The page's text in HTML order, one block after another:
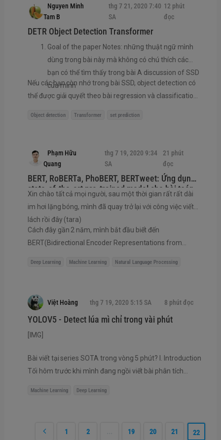
Nguyen Minh
Tam B
thg 7 21, 2020 7:40
SA
12 phút
đọc
DETR Object Detection Transformer
Goal of the paper Notes: những thuật ngữ mình
dùng trong bài này mà không có chú thích các
bạn có thể tìm thấy trong bài A discussion of SSD
của mình
Nếu các bạn còn nhớ trong bài SSD, object detection có
thể được giải quyết theo bài regression và classification
Object detection Transformer set prediction
Phạm Hữu
Quang
thg 7 19, 2020 9:34
SA
21 phút
đọc
BERT, RoBERTa, PhoBERT, BERTweet: Ứng dụng
state-of-the-art pre-trained model cho bài toán
phân loại văn bản
Xin chào tất cả mọi người, sau một thời gian rất rất dài
im hơi lặng bóng, mình đã quay trở lại với công việc viết
lách rồi đây (tara)
Cách đây gần 2 năm, mình bắt đầu biết đến
BERT(Bidirectional Encoder Representations from
BERT đã kéo...
Deep Learning Machine Learning Natural Language Processing
Việt Hoàng thg 7 19, 2020 5:15 SA 8 phút đọc
YOLOV5 - Detect lúa mì chỉ trong vài phút
[IMG]
Bài viết tại series SOTA trong vòng 5 phút? I. Introduction
Tối hôm trước khi mình đang ngồi viết bài phân tích
nó chính là lý do ra đời cho bài viết này của mình. Bài viết
mang tính chất chia sẻ về phương pháp chứ mình thì
Machine Learning Deep Learning
1 2 19 20 21 22